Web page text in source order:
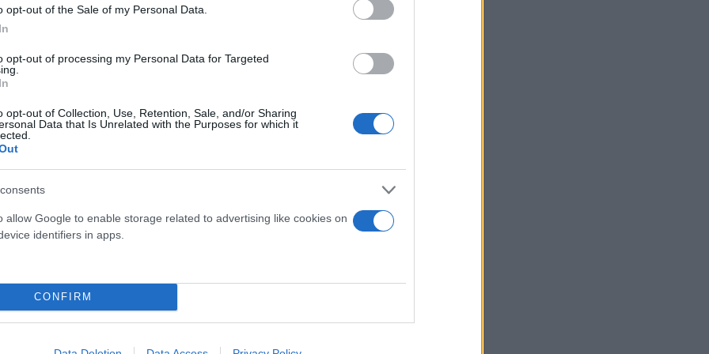
opt-out of the Sale of my Personal Data.
opt-out of processing my Personal Data for Targeted
opt-out of Collection, Use, Retention, Sale, and/or Sharing
Data that Is Unrelated with the Purposes for which it
allow Google to enable storage related to advertising like cookies on
identifiers in apps.
CONFIRM
στην Ευρωζώνη
για έμπνευση σε ολόκληρη την Ευρωζώνη»
των επιχειρήσεων αυξάνονται
του κατώτατου μισθού στην Ελλάδα
δικαστήριο - Οι λόγοι
ανάπτυξης - Χώρος για έξτρα μέτρα στήριξης
- Θα καθυστερήσει η μείωση των επιτοκίων